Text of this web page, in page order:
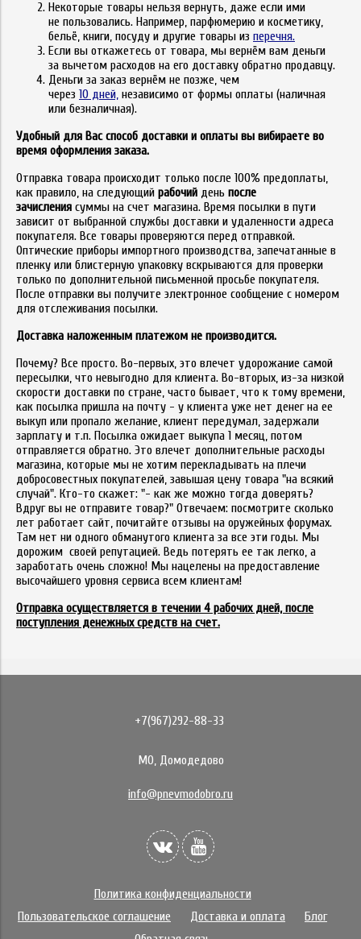
Некоторые товары нельзя вернуть, даже если ими
не пользовались. Например, парфюмерию и косметику,
бельё, книги, посуду и другие товары из перечня.
Если вы откажетесь от товара, мы вернём вам деньги
за вычетом расходов на его доставку обратно продавцу.
Деньги за заказ вернём не позже, чем
через 10 дней, независимо от формы оплаты (наличная
или безналичная).
Удобный для Вас способ доставки и оплаты вы вибираете во
время оформления заказа.
Отправка товара происходит только после 100% предоплаты,
как правило, на следующий рабочий день после
зачисления суммы на счет магазина. Время посылки в пути
зависит от выбранной службы доставки и удаленности адреса
покупателя. Все товары проверяются перед отправкой.
Оптические приборы импортного производства, запечатанные в
пленку или блистерную упаковку вскрываются для проверки
только по дополнительной письменной просьбе покупателя.
После отправки вы получите электронное сообщение с номером
для отслеживания посылки.
Доставка наложенным платежом не производится.
Почему? Все просто. Во-первых, это влечет удорожание самой
пересылки, что невыгодно для клиента. Во-вторых, из-за низкой
скорости доставки по стране, часто бывает, что к тому времени,
как посылка пришла на почту - у клиента уже нет денег на ее
выкуп или пропало желание, клиент передумал, задержали
зарплату и т.п. Посылка ожидает выкупа 1 месяц, потом
отправляется обратно. Это влечет дополнительные расходы
магазина, которые мы не хотим перекладывать на плечи
добросовестных покупателей, завышая цену товара "на всякий
случай". Кто-то скажет: "- как же можно тогда доверять?
Вдруг вы не отправите товар?" Отвечаем: посмотрите сколько
лет работает сайт, почитайте отзывы на оружейных форумах.
Там нет ни одного обманутого клиента за все эти годы. Мы
дорожим своей репутацией. Ведь потерять ее так легко, а
заработать очень сложно! Мы нацелены на предоставление
высочайшего уровня сервиса всем клиентам!
Отправка осуществляется в течении 4 рабочих дней, после
поступления денежных средств на счет.
+7(967)292-88-33
МО, Домодедово
info@pnevmodobro.ru
Политика конфиденциальности
Пользовательское соглашение
Доставка и оплата
Блог